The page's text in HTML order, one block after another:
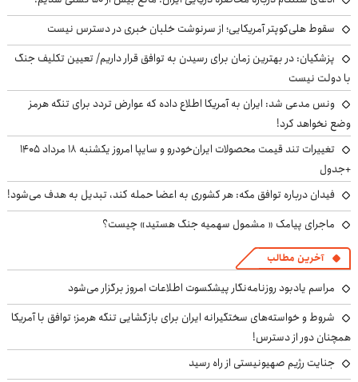
سقوط هلی‌کوپتر آمریکایی؛ از سرنوشت خلبان خبری در دسترس نیست
پزشکیان‌: در بهترین زمان برای رسیدن به توافق قرار داریم/ تعیین تکلیف جنگ
با دولت نیست
ونس مدعی شد: ایران به آمریکا اطلاع داده که عوارض تردد برای تنگه هرمز
وضع نخواهد کرد!
تغییرات تند قیمت محصولات ایران‌خودرو و سایپا امروز یکشنبه ۱۸ مرداد ۱۴۰۵
+جدول
فیدان درباره توافق مکه: هر کشوری به اعضا حمله کند، تبدیل به هدف می‌شود!
ماجرای پیامک « مشمول سهمیه جنگ هستید» چیست؟
آخرین مطالب
مراسم یادبود روزنامه‌نگار پیشکسوت اطلاعات امروز برگزار می‌شود
شروط و خواسته‌های سختگیرانه ایران برای بازگشایی تنگه هرمز؛ توافق با آمریکا
همچنان دور از دسترس!
جنایت رژیم صهیونیستی از راه رسید